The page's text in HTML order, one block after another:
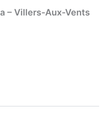
– Villers-Aux-Vents